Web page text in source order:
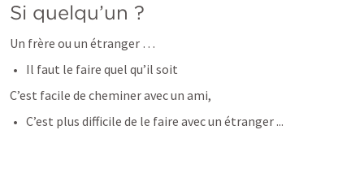
Si quelqu’un ?
Un frère ou un étranger …
Il faut le faire quel qu’il soit
C’est facile de cheminer avec un ami,
C’est plus difficile de le faire avec un étranger ...